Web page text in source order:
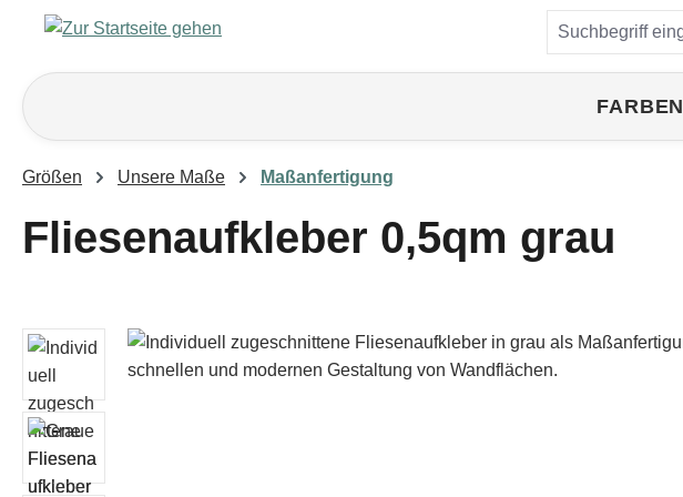
Hauptinhalt springen
Zur Suche springen
Zur Hauptnavigation springen
FARBEN
Größen Unsere Maße Maßanfertigung
Fliesenaufkleber 0,5qm grau
Bildergalerie überspringen